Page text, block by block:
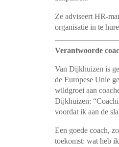
Ze adviseert HR-
organisatie in te
Verantwoorde
Van Dijkhuizen is
de Europese Unie
wildgroei aan
Dijkhuizen:
voordat ik aan de
Een goede coach,
toekomst: wat heb